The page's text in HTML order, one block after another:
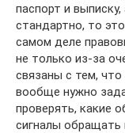
паспорт и
стандартно, то
самом деле
не только из-за
связаны с тем, что
вообще нужно
проверять, какие
сигналы обращать